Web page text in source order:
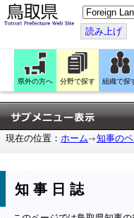
こ
の
ペ
ー
ジ
翻
訳
す
る
読み上げ
県外の方へ 分野で探す 組織で探
現在の位置： ホーム 知事の
知事日誌